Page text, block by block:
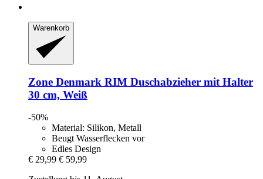
Warenkorb
Zone Denmark RIM Duschabzieher mit Halter
30 cm, Weiß
-50%
Material: Silikon, Metall
Beugt Wasserflecken vor
Edles Design
€ 29,99 € 59,99